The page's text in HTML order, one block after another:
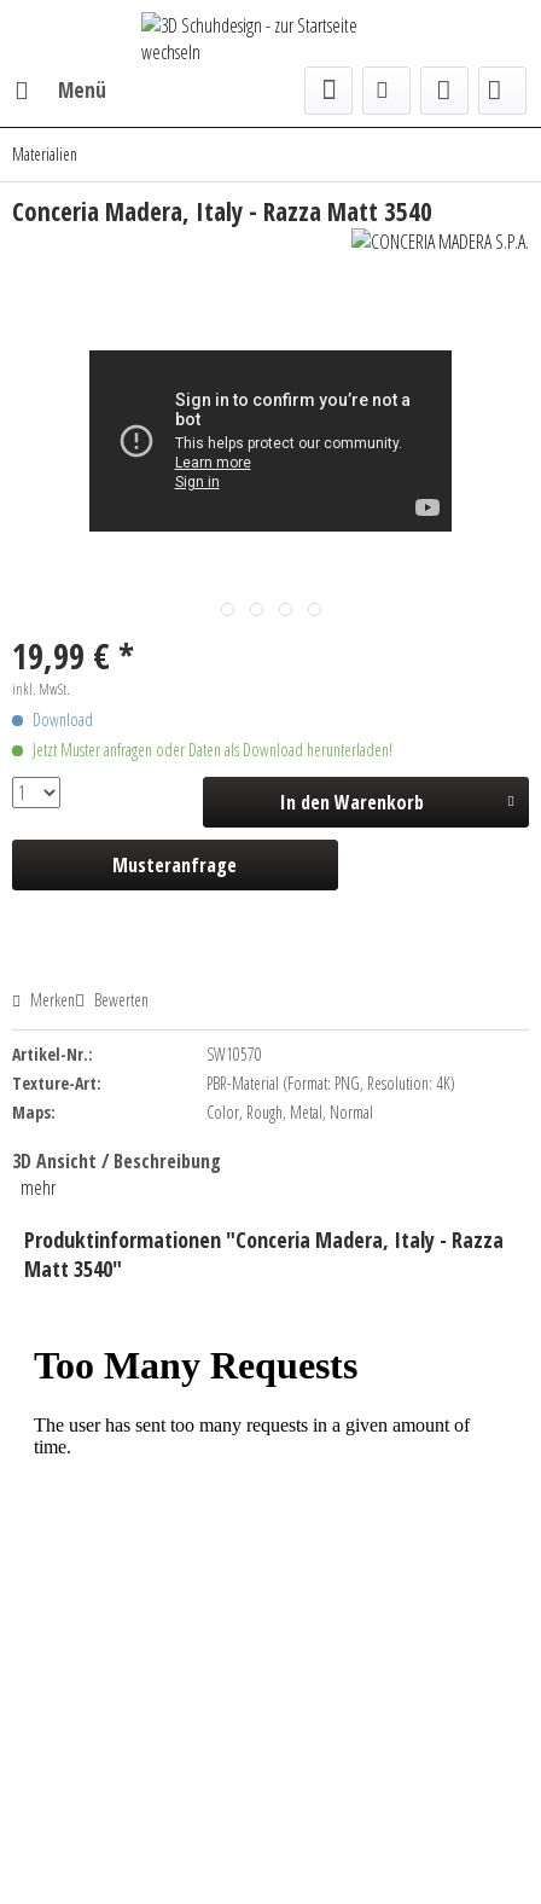
Menü
Materialien
Conceria Madera, Italy - Razza Matt 3540
19,99 € *
inkl. MwSt.
Download
Jetzt Muster anfragen oder Daten als Download herunterladen!
In denWarenkorb
Musteranfrage
Merken Bewerten
Artikel-Nr.:
SW10570
Texture-Art:
PBR-Material (Format: PNG, Resolution: 4K)
Maps:
Color, Rough, Metal, Normal
3D Ansicht / Beschreibung
mehr
Produktinformationen "Conceria Madera, Italy - Razza
Matt 3540"